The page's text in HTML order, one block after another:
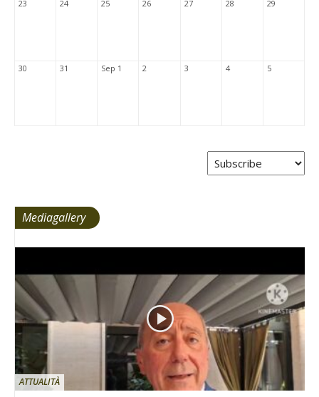
23 24 25 26 27 28 29
30 31 Sep 1 2 3 4 5
Mediagallery
ATTUALITÀ